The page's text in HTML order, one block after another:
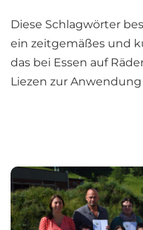
Diese Schlagwörter
ein zeitgemäßes und
das bei Essen auf
Liezen zur